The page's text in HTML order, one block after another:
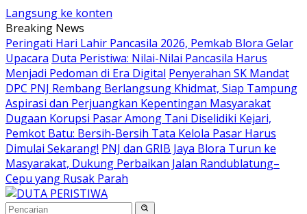
Langsung ke konten
Breaking News
Peringati Hari Lahir Pancasila 2026, Pemkab Blora Gelar
Upacara Duta Peristiwa: Nilai-Nilai Pancasila Harus
Menjadi Pedoman di Era Digital Penyerahan SK Mandat
DPC PNJ Rembang Berlangsung Khidmat, Siap Tampung
Aspirasi dan Perjuangkan Kepentingan Masyarakat
Dugaan Korupsi Pasar Among Tani Diselidiki Kejari,
Pemkot Batu: Bersih-Bersih Tata Kelola Pasar Harus
Dimulai Sekarang! PNJ dan GRIB Jaya Blora Turun ke
Masyarakat, Dukung Perbaikan Jalan Randublatung–
Cepu yang Rusak Parah